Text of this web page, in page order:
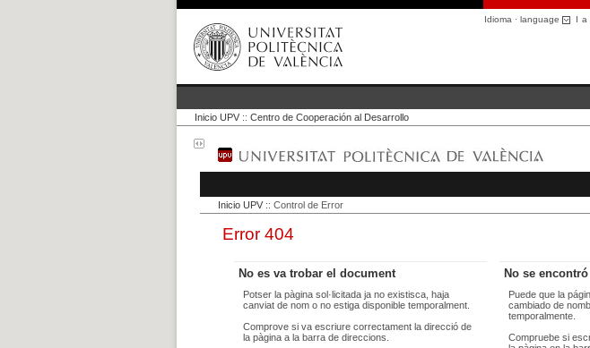
Idioma · language I a
Inicio UPV :: Centro de Cooperación al Desarrollo